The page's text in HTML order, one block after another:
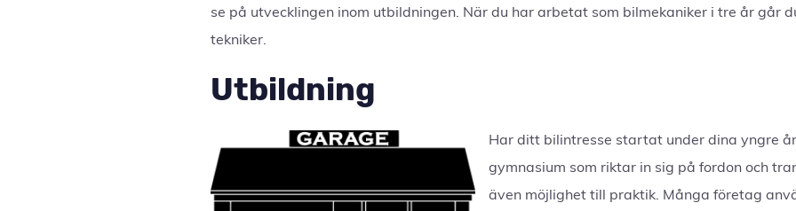
se på utvecklingen inom utbildningen. När du har arbetat som bilmekaniker i tre år går
tekniker.
Utbildning
Har ditt bilintresse startat under dina yngre
gymnasium som riktar in sig på fordon och
även möjlighet till praktik. Många företag